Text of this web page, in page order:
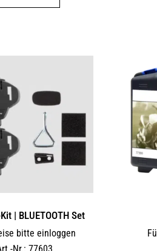
| BLUETOOTH Set
bitte einloggen